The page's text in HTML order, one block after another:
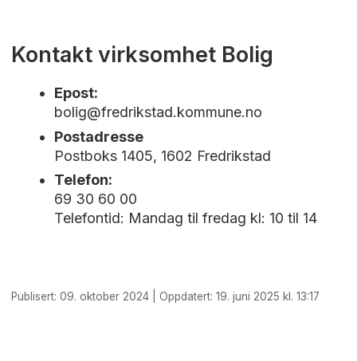
Kontakt virksomhet Bolig
Epost:
bolig@fredrikstad.kommune.no
Postadresse
Postboks 1405, 1602 Fredrikstad
Telefon:
69 30 60 00
Telefontid: Mandag til fredag kl: 10 til 14
Publisert: 09. oktober 2024 | Oppdatert: 19. juni 2025 kl. 13:17